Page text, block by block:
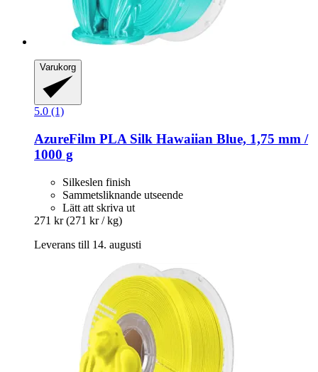
Varukorg
5.0 (1)
AzureFilm PLA Silk Hawaiian Blue, 1,75 mm /
1000 g
Silkeslen finish
Sammetsliknande utseende
Lätt att skriva ut
271 kr (271 kr / kg)
Leverans till 14. augusti